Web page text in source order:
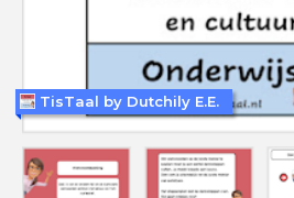
TisTaal by Dutchily E.E.